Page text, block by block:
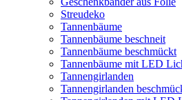
Streudeko
Tannenbäume
Tannenbäume beschneit
Tannenbäume beschmückt
Tannenbäume mit LED
Tannengirlanden
Tannengirlanden